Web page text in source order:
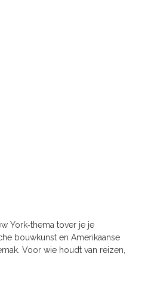
York‑thema tover je je
bouwkunst en Amerikaanse
Voor wie houdt van reizen,